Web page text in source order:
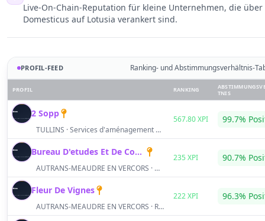
Live-On-Chain-Reputation für kleine Unternehmen, die über
Domesticus auf Lotusia verankert sind.
PROFIL-FEED Ranking- und Abstimmungsverhältnis-
PROFIL RANKING
TNIS
2 Sopp
TULLINS · Services d'aménagement paysager
567.80 XPI 99.7%
Bureau D'etudes Et De Conseils Mosellan
AUTRANS-MEAUDRE EN VERCORS · Bar / café / débit de boissons
235 XPI 90.7%
Fleur De Vignes
AUTRANS-MEAUDRE EN VERCORS · Restaurant traditionnel
222 XPI 96.3%